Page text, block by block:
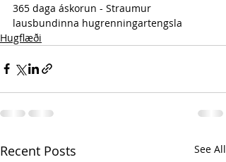
365 daga áskorun - Straumur
lausbundinna hugrenningartengsla
Hugflæði
Recent Posts See All